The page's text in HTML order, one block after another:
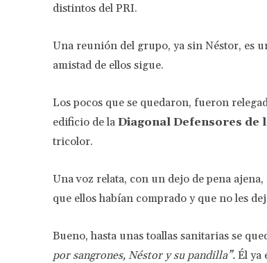
distintos del PRI.
Una reunión del grupo, ya sin Néstor, es
amistad de ellos sigue.
Los pocos que se quedaron, fueron
edificio de la Diagonal Defensores de
tricolor.
Una voz relata, con un dejo de pena
que ellos habían comprado y que no les
Bueno, hasta unas toallas sanitarias se
por sangrones, Néstor y su pandilla”. Él ya